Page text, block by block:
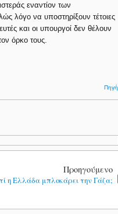
εναντίον των
λόγο να υποστηρίξουν τέτοιες
και οι υπουργοί δεν θέλουν
όρκο τους.
Πηγή
Προηγούμενο
η Ελλάδα μπλοκάρει την Γάζα;